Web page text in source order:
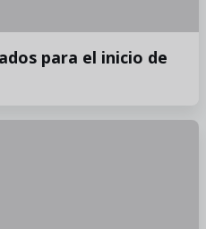
para el inicio de